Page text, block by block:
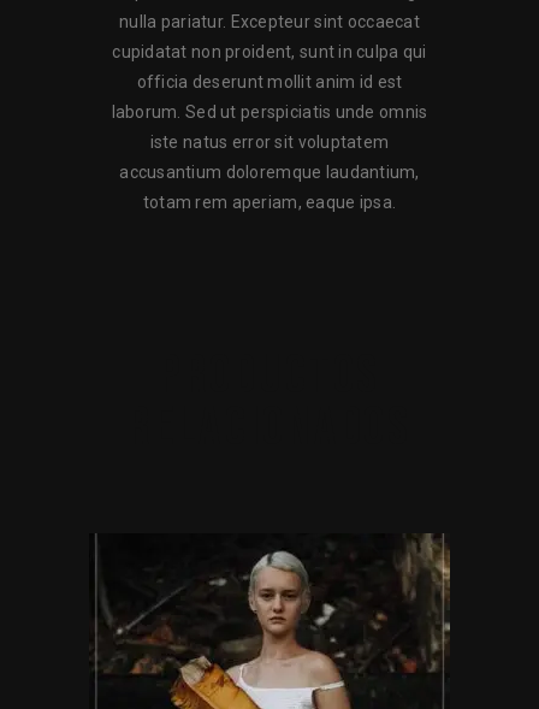
nulla pariatur. Excepteur sint occaecat
cupidatat non proident, sunt in culpa qui
officia deserunt mollit anim id est
laborum. Sed ut perspiciatis unde omnis
iste natus error sit voluptatem
accusantium doloremque laudantium,
totam rem aperiam, eaque ipsa.